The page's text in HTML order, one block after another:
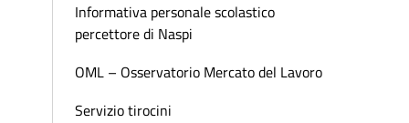
Informativa personale scolastico
percettore di Naspi
OML – Osservatorio Mercato del Lavoro
Servizio tirocini